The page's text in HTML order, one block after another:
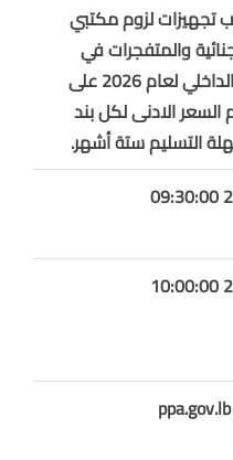
تجهيزات لزوم مكتبي
والمتفجرات في
قوى الامن الداخلي لعام 2026 على
الادنى لكل بند
التسليم ستة أشهر.